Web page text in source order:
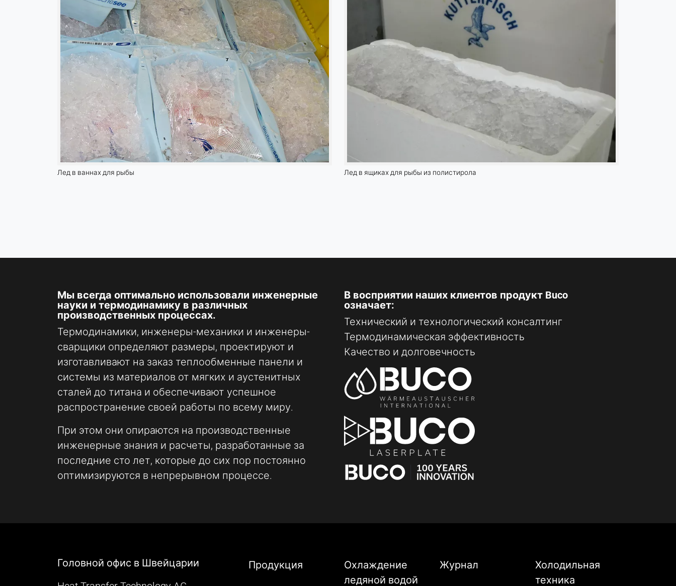
Лед в ваннах для рыбы Лед в ящиках для рыбы из полистирола
Мы всегда оптимально использовали инженерные
науки и термодинамику в различных
производственных процессах.
Термодинамики, инженеры-механики и инженеры-
сварщики определяют размеры, проектируют и
изготавливают на заказ теплообменные панели и
системы из материалов от мягких и аустенитных
сталей до титана и обеспечивают успешное
распространение своей работы по всему миру.
При этом они опираются на производственные
инженерные знания и расчеты, разработанные за
последние сто лет, которые до сих пор постоянно
оптимизируются в непрерывном процессе.
В восприятии наших клиентов продукт Buco
означает:
Технический и технологический консалтинг
Термодинамическая эффективность
Качество и долговечность
Головной офис в Швейцарии
Продукция
Охлаждение
ледяной водой
Журнал
Холодильная
техника
hjSession#, hjSessionUser#,
_hjAbsoluteSessionInProgress
Provider:
Hotjar Ltd.
Анализ поведения
duration:
Сессия - 1 год
ВНЕШНИЕ МЕДИА
Provider:
Vimeo, Inc.
Purpose:
Cookie
Сессия - 2 года